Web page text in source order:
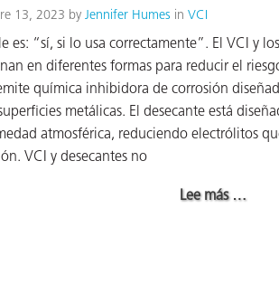
13, 2023 by Jennifer Humes in VCI
es: “sí, si lo usa correctamente”. El VCI y los
en diferentes formas para reducir el
química inhibidora de corrosión
metálicas. El desecante está
atmosférica, reduciendo electrólitos
VCI y desecantes no
Lee más about
…